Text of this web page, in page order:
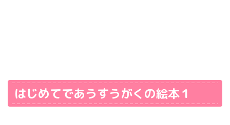
はじめてであうすうがくの絵本１